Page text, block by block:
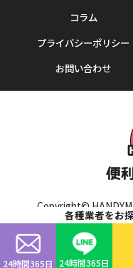
コラム
プライバシーポリシー
お問い合わせ
Copyright©
各種業者をお
24時間365日 24時間365日